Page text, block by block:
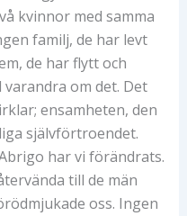
kvinnor med samma
familj, de har levt
de har flytt och
om det. Det
ensamheten, den
självförtroendet.
har vi förändrats.
till de män
oss. Ingen